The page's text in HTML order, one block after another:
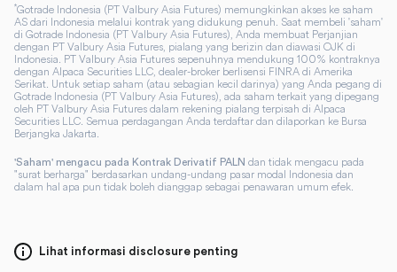
*Gotrade Indonesia (PT Valbury Asia Futures) memungkinkan akses ke saham
AS dari Indonesia melalui kontrak yang didukung penuh. Saat membeli 'saham'
di Gotrade Indonesia (PT Valbury Asia Futures), Anda membuat Perjanjian
dengan PT Valbury Asia Futures, pialang yang berizin dan diawasi OJK di
Indonesia. PT Valbury Asia Futures sepenuhnya mendukung 100% kontraknya
dengan Alpaca Securities LLC, dealer-broker berlisensi FINRA di Amerika
Serikat. Untuk setiap saham (atau sebagian kecil darinya) yang Anda pegang di
Gotrade Indonesia (PT Valbury Asia Futures), ada saham terkait yang dipegang
oleh PT Valbury Asia Futures dalam rekening pialang terpisah di Alpaca
Securities LLC. Semua perdagangan Anda terdaftar dan dilaporkan ke Bursa
Berjangka Jakarta.
'Saham' mengacu pada Kontrak Derivatif PALN dan tidak mengacu pada
"surat berharga" berdasarkan undang-undang pasar modal Indonesia dan
dalam hal apa pun tidak boleh dianggap sebagai penawaran umum efek.
Lihat informasi disclosure penting